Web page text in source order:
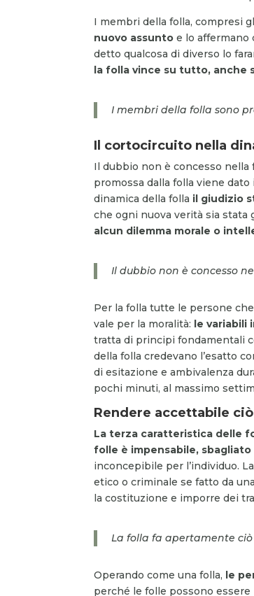
I membri della folla, compresi
nuovo assunto e lo affermano
detto qualcosa di diverso lo
la folla vince su tutto, anche
I membri della folla sono
Il cortocircuito nella
Il dubbio non è concesso nella
promossa dalla folla viene
dinamica della folla il giudizio
che ogni nuova verità sia stata
alcun dilemma morale o
Il dubbio non è concesso
Per la folla tutte le persone
vale per la moralità: le variabili
tratta di principi fondamentali
della folla credevano l’esatto
di esitazione e ambivalenza
pochi minuti, al massimo
Rendere accettabile
La terza caratteristica delle
folle è impensabile, sbagliato
inconcepibile per l’individuo.
etico o criminale se fatto da
la costituzione e imporre dei
La folla fa apertamente
Operando come una folla, le
perché le folle possono